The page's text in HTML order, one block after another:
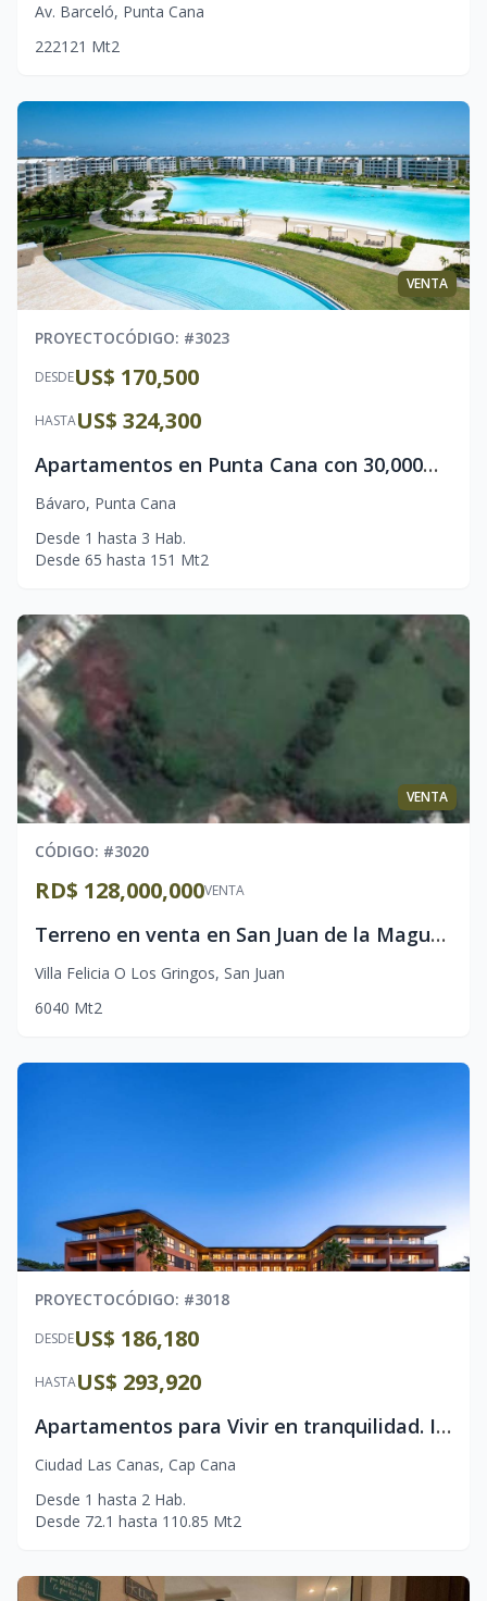
Av. Barceló, Punta Cana
222121 Mt2
VENTA
PROYECTOCÓDIGO: #3023
DESDEUS$ 170,500
HASTAUS$ 324,300
Apartamentos en Punta Cana con 30,000m de laguna cristalina l Downtown Punta Cana l Minutos del aeropuerto
Bávaro, Punta Cana
Desde 1 hasta 3 Hab.
Desde 65 hasta 151 Mt2
VENTA
CÓDIGO: #3020
VENTA
RD$ 128,000,000
Terreno en venta en San Juan de la Maguana
Villa Felicia O Los Gringos, San Juan
6040 Mt2
PROYECTOCÓDIGO: #3018
DESDEUS$ 186,180
HASTAUS$ 293,920
Apartamentos para Vivir en tranquilidad. Invierta con visión
Ciudad Las Canas, Cap Cana
Desde 1 hasta 2 Hab.
Desde 72.1 hasta 110.85 Mt2